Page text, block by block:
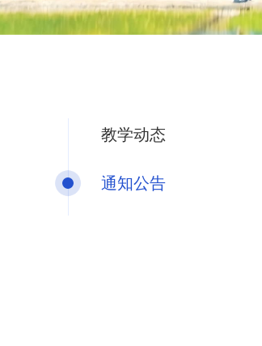
教学动态
通知公告